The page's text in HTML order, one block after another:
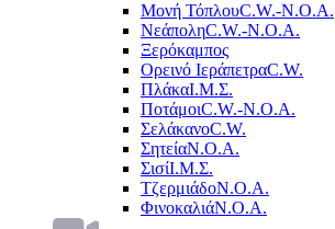
Μονή ΤόπλουC.W.-Ν.Ο.Α.
ΝεάποληC.W.-Ν.Ο.Α.
Ξερόκαμπος
Ορεινό ΙεράπετραC.W.
ΠλάκαΙ.Μ.Σ.
ΠοτάμοιC.W.-Ν.Ο.Α.
ΣελάκανοC.W.
ΣητείαΝ.Ο.Α.
ΣισίΙ.Μ.Σ.
ΤζερμιάδοΝ.Ο.Α.
ΦινοκαλιάΝ.Ο.Α.